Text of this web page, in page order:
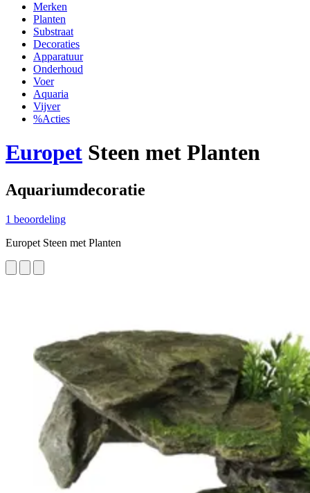
Merken
Planten
Substraat
Decoraties
Apparatuur
Onderhoud
Voer
Aquaria
Vijver
%Acties
Europet Steen met Planten
Aquariumdecoratie
1 beoordeling
Europet Steen met Planten